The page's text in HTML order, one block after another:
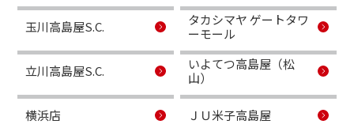
玉川高島屋S.C.
立川高島屋S.C.
横浜店
タカシマヤ ゲートタワ
ーモール
いよてつ高島屋（松
山）
ＪＵ米子高島屋